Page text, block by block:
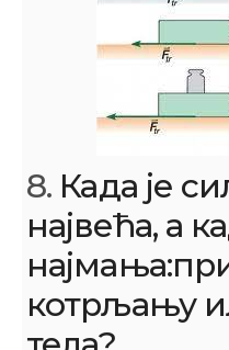
8. Када је
највећа, а
котрљању